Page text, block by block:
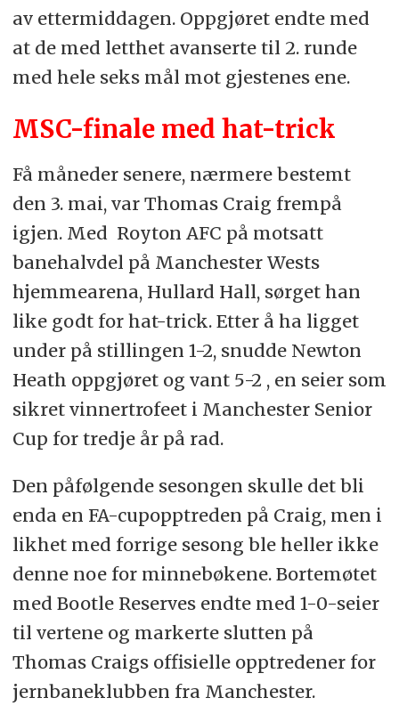
av ettermiddagen. Oppgjøret endte med
at de med letthet avanserte til 2. runde
med hele seks mål mot gjestenes ene.
MSC-finale med hat-trick
Få måneder senere, nærmere bestemt
den 3. mai, var Thomas Craig frempå
igjen. Med Royton AFC på motsatt
banehalvdel på Manchester Wests
hjemmearena, Hullard Hall, sørget han
like godt for hat-trick. Etter å ha ligget
under på stillingen 1-2, snudde Newton
Heath oppgjøret og vant 5-2 , en seier som
sikret vinnertrofeet i Manchester Senior
Cup for tredje år på rad.
Den påfølgende sesongen skulle det bli
enda en FA-cupopptreden på Craig, men i
likhet med forrige sesong ble heller ikke
denne noe for minnebøkene. Bortemøtet
med Bootle Reserves endte med 1-0-seier
til vertene og markerte slutten på
Thomas Craigs offisielle opptredener for
jernbaneklubben fra Manchester.